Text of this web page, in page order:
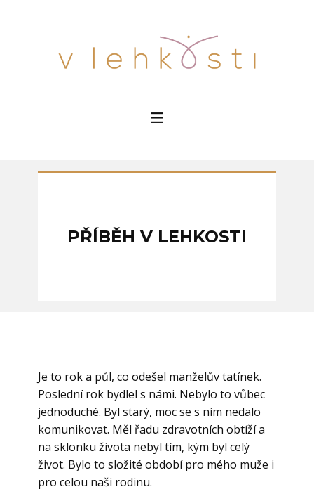
PŘÍBĚH V LEHKOSTI
Je to rok a půl, co odešel manželův tatínek.
Poslední rok bydlel s námi. Nebylo to vůbec
jednoduché. Byl starý, moc se s ním nedalo
komunikovat. Měl řadu zdravotních obtíží a
na sklonku života nebyl tím, kým byl celý
život. Bylo to složité období pro mého muže i
pro celou naši rodinu.